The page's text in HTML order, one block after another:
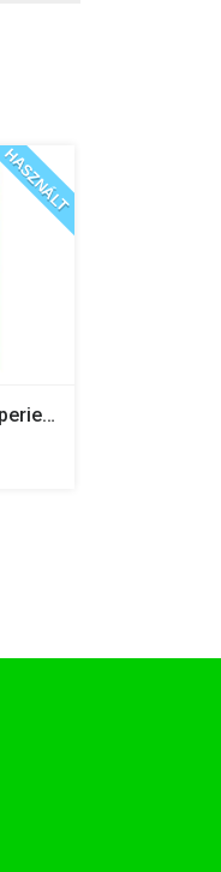
HASZNÁLT
The Black Eyed Peas Experience /Kinect/ - Xbox 360